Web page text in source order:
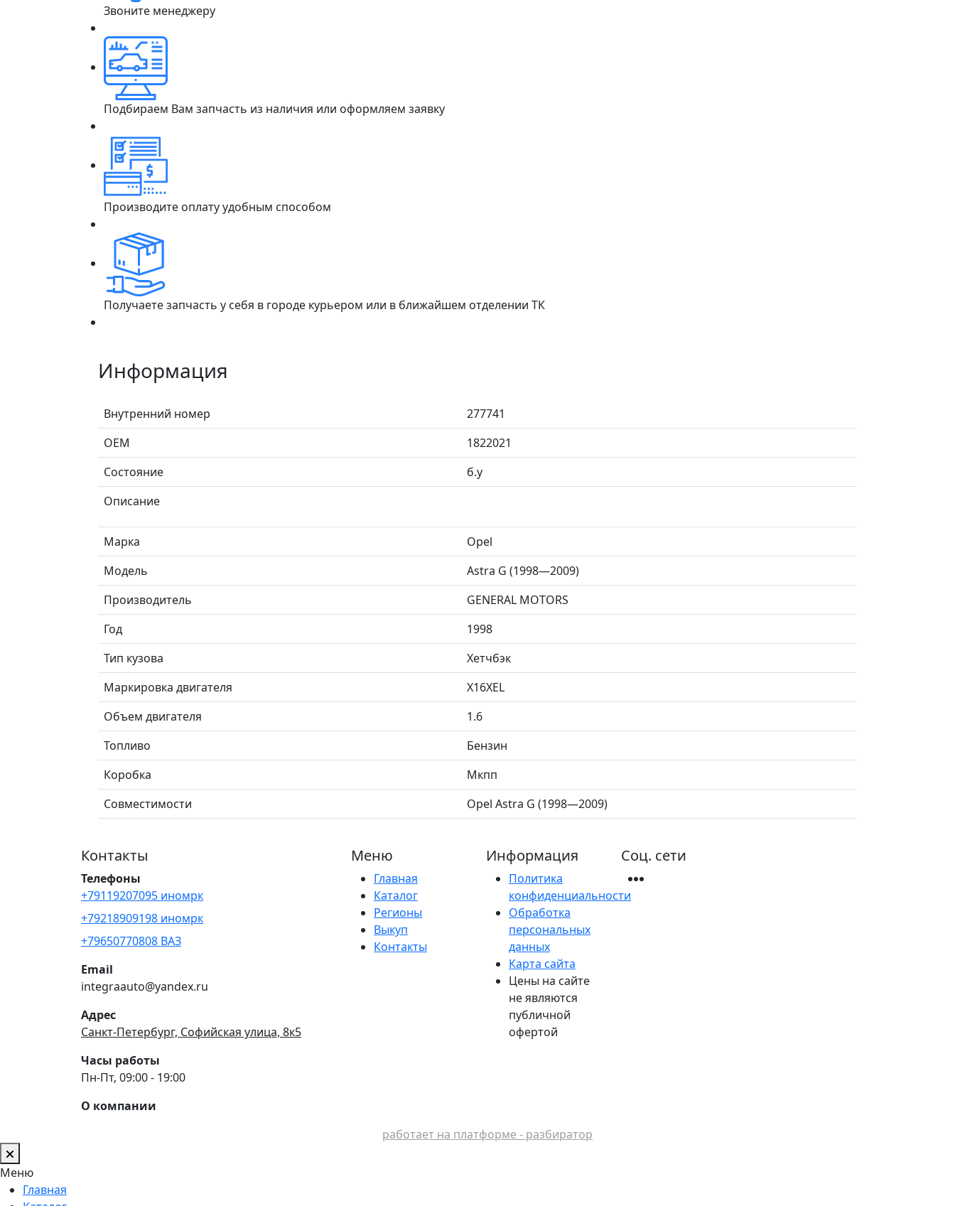
Звоните менеджеру
Подбираем Вам запчасть из наличия или оформляем заявку
Производите оплату удобным способом
Получаете запчасть у себя в городе курьером или в ближайшем отделении ТК
Информация
Внутренний номер
277741
ОЕМ
1822021
Состояние
б.у
Описание
Марка
Opel
Модель
Astra G (1998—2009)
Производитель
GENERAL MOTORS
Год
1998
Тип кузова
Хетчбэк
Маркировка двигателя
X16XEL
Объем двигателя
1.6
Топливо
Бензин
Коробка
Мкпп
Совместимости
Opel Astra G (1998—2009)
Контакты
Телефоны
+79119207095 иномрк
+79218909198 иномрк
+79650770808 ВАЗ
Email
integraauto@yandex.ru
Адрес
Санкт-Петербург, Софийская улица, 8к5
Часы работы
Пн-Пт, 09:00 - 19:00
О компании
Меню
Главная
Каталог
Регионы
Выкуп
Контакты
Информация
Политика
конфиденциальности
Обработка
персональных
данных
Карта сайта
Цены на сайте
не являются
публичной
офертой
Соц. сети
работает на платформе - разбиратор
Меню
Главная